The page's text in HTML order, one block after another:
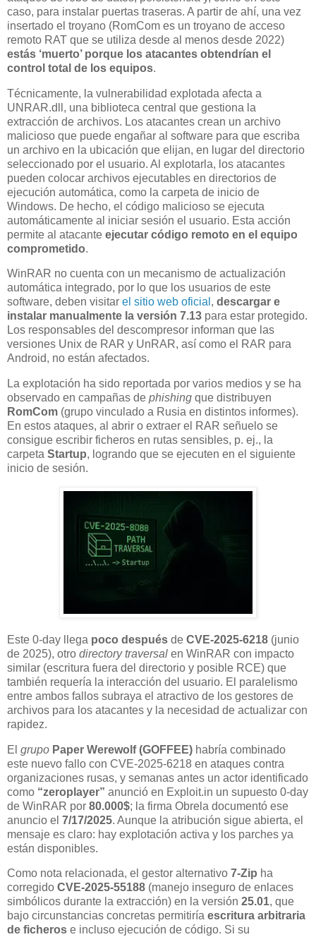
caso, para instalar puertas traseras. A partir de ahí, una vez
insertado el troyano (RomCom es un troyano de acceso
remoto RAT que se utiliza desde al menos desde 2022)
estás ‘muerto’ porque los atacantes obtendrían el
control total de los equipos.
Técnicamente, la vulnerabilidad explotada afecta a
UNRAR.dll, una biblioteca central que gestiona la
extracción de archivos. Los atacantes crean un archivo
malicioso que puede engañar al software para que escriba
un archivo en la ubicación que elijan, en lugar del directorio
seleccionado por el usuario. Al explotarla, los atacantes
pueden colocar archivos ejecutables en directorios de
ejecución automática, como la carpeta de inicio de
Windows. De hecho, el código malicioso se ejecuta
automáticamente al iniciar sesión el usuario. Esta acción
permite al atacante ejecutar código remoto en el equipo
comprometido.
WinRAR no cuenta con un mecanismo de actualización
automática integrado, por lo que los usuarios de este
software, deben visitar el sitio web oficial , descargar e
instalar manualmente la versión 7.13 para estar protegido.
Los responsables del descompresor informan que las
versiones Unix de RAR y UnRAR, así como el RAR para
Android, no están afectados.
La explotación ha sido reportada por varios medios y se ha
observado en campañas de phishing que distribuyen
RomCom (grupo vinculado a Rusia en distintos informes).
En estos ataques, al abrir o extraer el RAR señuelo se
consigue escribir ficheros en rutas sensibles, p. ej., la
carpeta Startup, logrando que se ejecuten en el siguiente
inicio de sesión.
Este 0-day llega poco después de CVE-2025-6218 (junio
de 2025), otro directory traversal en WinRAR con impacto
similar (escritura fuera del directorio y posible RCE) que
también requería la interacción del usuario. El paralelismo
entre ambos fallos subraya el atractivo de los gestores de
archivos para los atacantes y la necesidad de actualizar con
rapidez.
El grupo Paper Werewolf (GOFFEE) habría combinado
este nuevo fallo con CVE-2025-6218 en ataques contra
organizaciones rusas, y semanas antes un actor identificado
como “zeroplayer” anunció en Exploit.in un supuesto 0-day
de WinRAR por 80.000$; la firma Obrela documentó ese
anuncio el 7/17/2025. Aunque la atribución sigue abierta, el
mensaje es claro: hay explotación activa y los parches ya
están disponibles.
Como nota relacionada, el gestor alternativo 7-Zip ha
corregido CVE-2025-55188 (manejo inseguro de enlaces
simbólicos durante la extracción) en la versión 25.01, que
bajo circunstancias concretas permitiría escritura arbitraria
de ficheros e incluso ejecución de código. Si su